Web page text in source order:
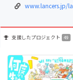
www.lancers.jp/
支援したプロジェクト 49